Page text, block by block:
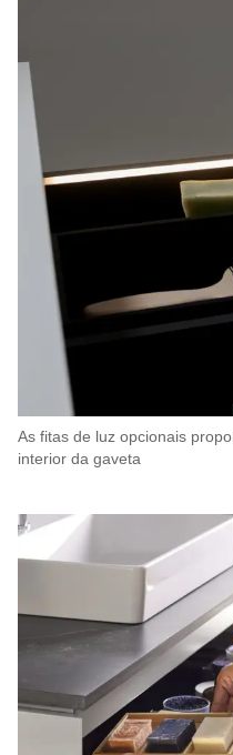
As fitas de luz opcionais
interior da gaveta